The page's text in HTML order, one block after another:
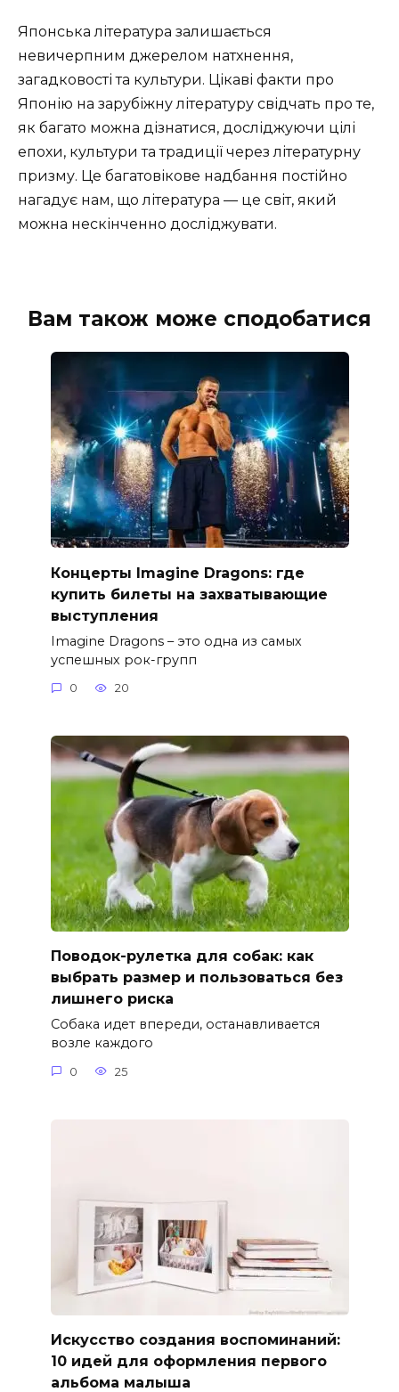
Японська література залишається
невичерпним джерелом натхнення,
загадковості та культури. Цікаві факти про
Японію на зарубіжну літературу свідчать про те,
як багато можна дізнатися, досліджуючи цілі
епохи, культури та традиції через літературну
призму. Це багатовікове надбання постійно
нагадує нам, що література — це світ, який
можна нескінченно досліджувати.
Вам також може сподобатися
Концерты Imagine Dragons: где
купить билеты на захватывающие
выступления
Imagine Dragons – это одна из самых
успешных рок-групп
0 20
Поводок-рулетка для собак: как
выбрать размер и пользоваться без
лишнего риска
Собака идет впереди, останавливается
возле каждого
0 25
Искусство создания воспоминаний:
10 идей для оформления первого
альбома малыша